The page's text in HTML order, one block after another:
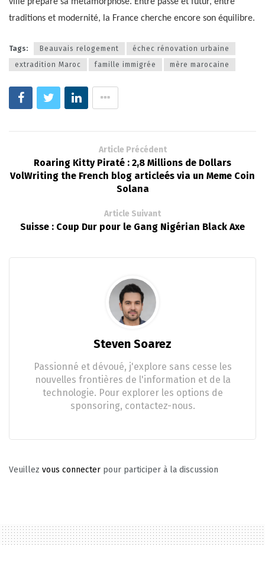
traditions et modernité, la France cherche encore son équilibre.
Tags: Beauvais relogement
échec rénovation urbaine
extradition Maroc
famille immigrée mère marocaine
Article Précédent
Roaring Kitty Piraté : 2,8 Millions de Dollars
VolWriting the French blog articleés via un Meme Coin
Solana
Article Suivant
Suisse : Coup Dur pour le Gang Nigérian Black Axe
Steven Soarez
Passionné et dévoué, j'explore sans cesse les
nouvelles frontières de l'information et de la
technologie. Pour explorer les options de
sponsoring, contactez-nous.
Veuillez vous connecter pour participer à la discussion